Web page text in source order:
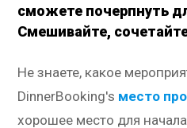
сможете почерпнуть
Смешивайте,
Не знаете, какое
DinnerBooking's место
хорошее место для